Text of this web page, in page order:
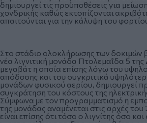
δημιουργεί τις προϋποθέσεις για
χονδρικής καθώς εκτοπίζονται
απαιτούνται για την κάλυψη του
Στο στάδιο ολοκλήρωσης των δοκιμών
νέα λιγνιτική μονάδα Πτολεμαΐδα 5
μεγαβάτ η οποία επίσης λόγω του
απόδοσης και του συγκριτικά
μονάδων φυσικού αερίου, δημιουργεί
συγκράτηση του κόστους της
Σύμφωνα με τον προγραμματισμό η
της μονάδας αναμένεται στις αρχές
είναι επίσης ότι τόσο ο λιγνίτης όσο